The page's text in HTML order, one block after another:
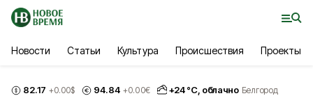
Новости Статьи Культура Происшествия Проекты
82.17 +0.00$ 94.84 +0.00€ +24°С, облачно Белгород